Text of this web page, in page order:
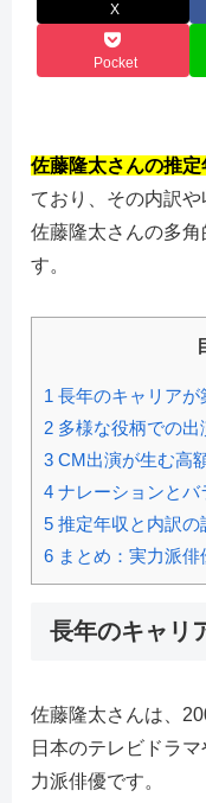
X
Pocket
佐藤隆太さんの推
ており、その内訳や
佐藤隆太さんの多
す。
1 長年のキャリアが
2 多様な役柄での出
3 CM出演が生む高
4 ナレーションと
5 推定年収と内訳の
6 まとめ：実力派
長年のキャリ
佐藤隆太さんは、
日本のテレビドラ
力派俳優です。